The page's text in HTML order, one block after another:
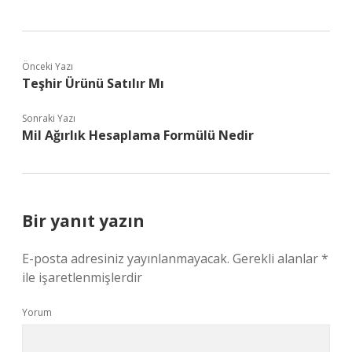
Önceki Yazı
Teşhir Ürünü Satılır Mı
Sonraki Yazı
Mil Ağırlık Hesaplama Formülü Nedir
Bir yanıt yazın
E-posta adresiniz yayınlanmayacak. Gerekli alanlar*
ile işaretlenmişlerdir
Yorum